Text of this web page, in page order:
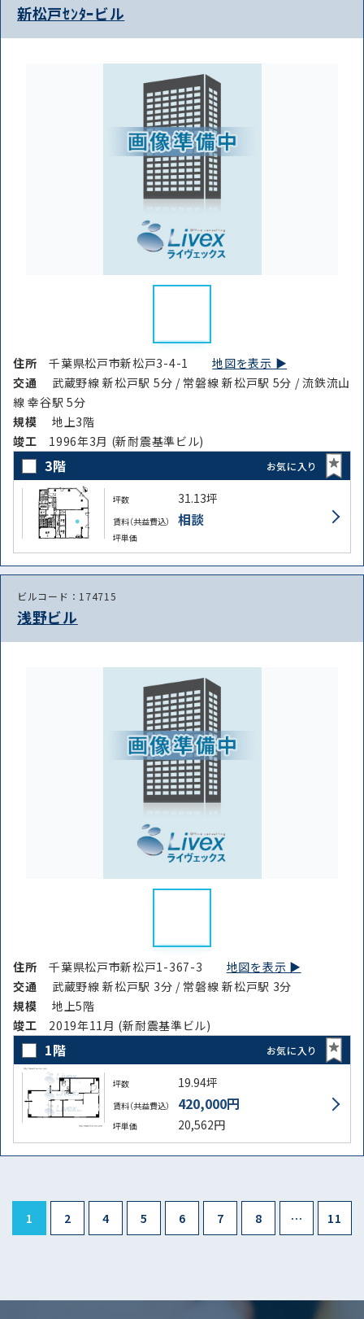
新松戸ｾﾝﾀｰビル
住所千葉県松戸市新松戸3-4-1地図を表示 ▶︎
交通
武蔵野線 新松戸駅 5分 / 常磐線 新松戸駅 5分 / 流鉄流山
線 幸谷駅 5分
規模
地上3階
竣⼯ 1996年3月 (新耐震基準ビル)
3階 お気に入り
坪数 31.13坪
賃料（共益費込） 相談
坪単価
ビルコード：174715
浅野ビル
住所千葉県松戸市新松戸1-367-3 地図を表示 ▶︎
交通
武蔵野線 新松戸駅 3分 / 常磐線 新松戸駅 3分
規模
地上5階
竣⼯ 2019年11月 (新耐震基準ビル)
1階 お気に入り
坪数 19.94坪
賃料（共益費込） 420,000円
坪単価 20,562円
1 2 4 5 6 7 8 … 11